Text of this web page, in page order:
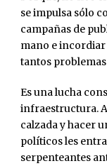
se impulsa sólo
campañas de
mano e incordiar
tantos problemas
Es una lucha
infraestructura.
calzada y hacer
políticos les
serpenteantes